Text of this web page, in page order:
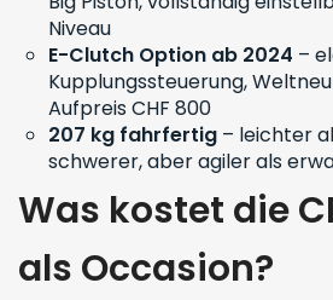
Niveau
E-Clutch Option ab 2024 –
Kupplungssteuerung,
Aufpreis CHF 800
207 kg fahrfertig – leichter
schwerer, aber agiler als
Was kostet die
als Occasion?